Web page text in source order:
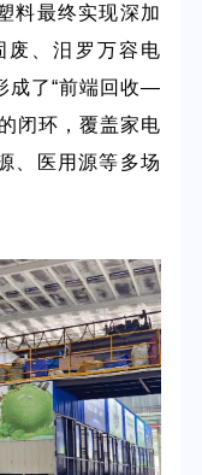
料最终实现深加
废、汨罗万容电
成了“前端回收—
的闭环，覆盖家电
、医用源等多场